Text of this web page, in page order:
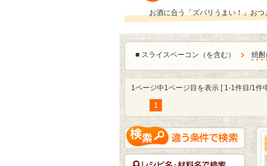
お酒に合う「ズバリうまい！」お
■ スライスベーコン（を含む） 焼
1ページ中1ページ目を表示 [ 1-1件目/1件
1